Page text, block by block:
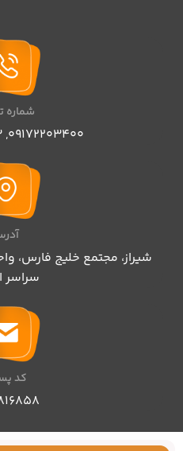
شماره
09172203400
,
سراسر
کد